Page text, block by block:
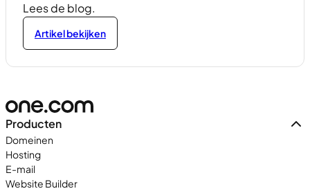
Lees de blog.
Artikel bekijken
Producten
Domeinen
Hosting
E-mail
Website Builder